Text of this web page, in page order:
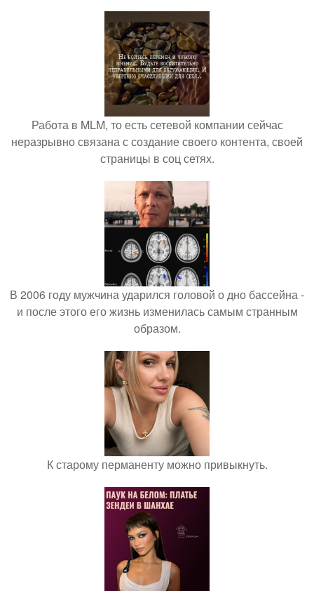
Работа в MLM, то есть сетевой компании сейчас
неразрывно связана с создание своего контента, своей
страницы в соц сетях.
В 2006 году мужчина ударился головой о дно бассейна -
и после этого его жизнь изменилась самым странным
образом.
К старому перманенту можно привыкнуть.